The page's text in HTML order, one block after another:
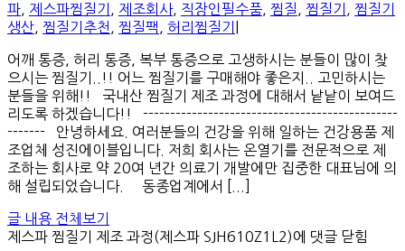
파
제스파찜질기 제조회사, 직장인필수품 찜질 찜질기
찜질기
생산
찜질기추천 찜질팩 허리찜질기
어깨 통증, 허리 통증, 복부 통증으로 고생하시는 분들이 많이 찾
으시는 찜질기..!! 어느 찜질기를 구매해야 좋은지.. 고민하시는
분들을 위해!! 국내산 찜질기 제조 과정에 대해서 낱낱이 보여드
리도록 하겠습니다!! -----------------------------------------------
------- 안녕하세요. 여러분들의 건강을 위해 일하는 건강용품 제
조업체 성진에이블입니다. 저희 회사는 온열기를 전문적으로 제
조하는 회사로 약 20여 년간 의료기 개발에만 집중한 대표님에 의
해 설립되었습니다. 동종업계에서 [...]
글 내용 전체보기
제스파 찜질기 제조 과정(제스파 SJH610Z1L2)에 댓글 닫힘